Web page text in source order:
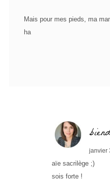
Mais pour mes pieds, ma
ha
janvier
aïe sacrilège ;)
sois forte !